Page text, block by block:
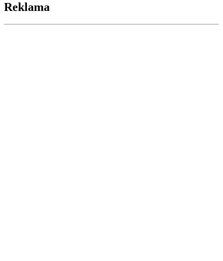
Reklama